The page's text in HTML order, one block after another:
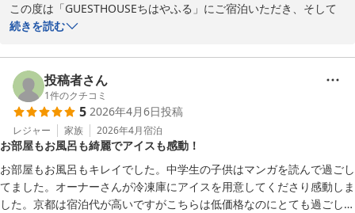
2026-05-13
この度は「GUESTHOUSEちはやふる」にご宿泊いただき、そして
暖かいご感想をお寄せいただき本当にありがとうございます。
お引越しという大切なタイミングでご利用
いただき、「自分の家のように過ごせた」と
感じていただけたこと、また私どもにも励みになるお言葉を頂戴し
大変嬉しく思います。
京都がお好きで、さらに京都検定3級にも合格され
素晴らしいですね。その深いご関心に感服いたしました。ぜひ次回
は、ゆっくり京都巡りをお楽しみいただきながら、のんびりとお寛
ぎにいらしてください。
続きを読む
投稿者さん
1件のクチコミ
5 2026年4月6日投稿
レジャー 家族 2026年4月宿泊
お部屋もお風呂も綺麗でアイスも感動！
お部屋もお風呂もキレイでした。中学生の子供はマンガを読んで過ごし
てました。オーナーさんが冷凍庫にアイスを用意してくださり感動しま
した。京都は宿泊代が高いですがこちらは低価格なのにとても過ごしや